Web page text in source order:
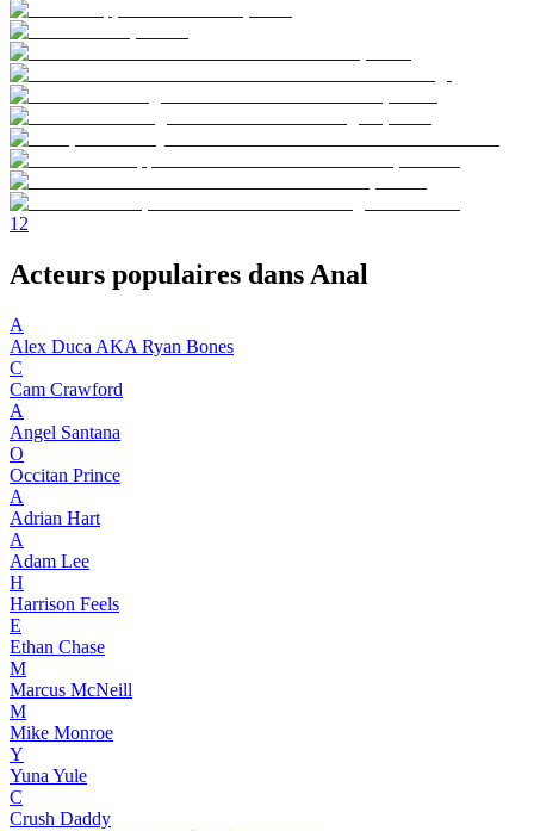
1 2
Acteurs populaires dans Anal
A
Alex Duca AKA Ryan Bones
C
Cam Crawford
A
Angel Santana
O
Occitan Prince
A
Adrian Hart
A
Adam Lee
H
Harrison Feels
E
Ethan Chase
M
Marcus McNeill
M
Mike Monroe
Y
Yuna Yule
C
Crush Daddy